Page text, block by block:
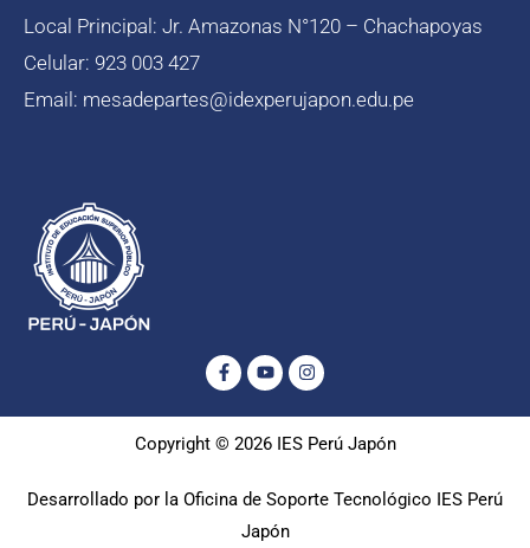
Local Principal: Jr. Amazonas N°120 – Chachapoyas
Celular: 923 003 427
Email: mesadepartes@idexperujapon.edu.pe
Facebook-
f
YoutubeInstagram
Copyright © 2026 IES Perú Japón
Desarrollado por la Oficina de Soporte Tecnológico IES Perú
Japón